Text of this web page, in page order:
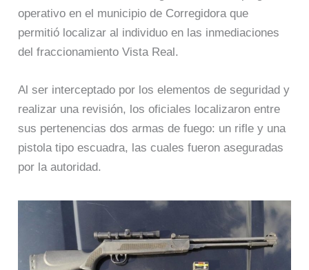
operativo en el municipio de Corregidora que
permitió localizar al individuo en las inmediaciones
del fraccionamiento Vista Real.
Al ser interceptado por los elementos de seguridad y
realizar una revisión, los oficiales localizaron entre
sus pertenencias dos armas de fuego: un rifle y una
pistola tipo escuadra, las cuales fueron aseguradas
por la autoridad.